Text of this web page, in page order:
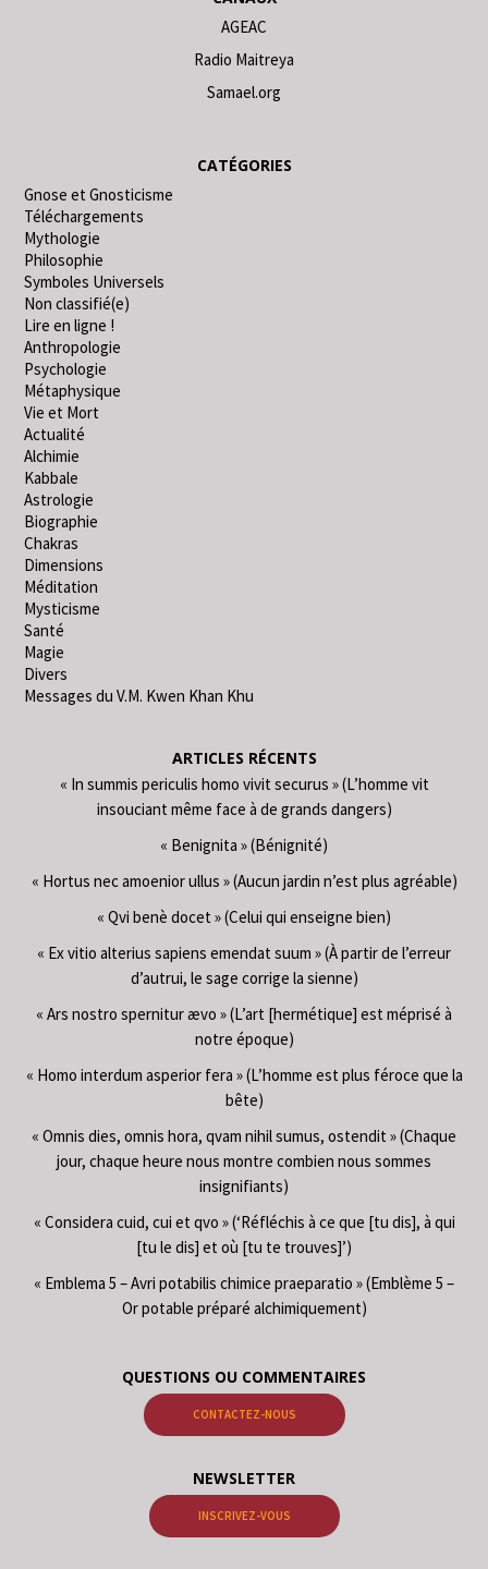
AGEAC
Radio Maitreya
Samael.org
CATÉGORIES
Gnose et Gnosticisme
Téléchargements
Mythologie
Philosophie
Symboles Universels
Non classifié(e)
Lire en ligne !
Anthropologie
Psychologie
Métaphysique
Vie et Mort
Actualité
Alchimie
Kabbale
Astrologie
Biographie
Chakras
Dimensions
Méditation
Mysticisme
Santé
Magie
Divers
Messages du V.M. Kwen Khan Khu
ARTICLES RÉCENTS
« In summis periculis homo vivit securus » (L’homme vit
insouciant même face à de grands dangers)
« Benignita » (Bénignité)
« Hortus nec amoenior ullus » (Aucun jardin n’est plus agréable)
« Qvi benè docet » (Celui qui enseigne bien)
« Ex vitio alterius sapiens emendat suum » (À partir de l’erreur
d’autrui, le sage corrige la sienne)
« Ars nostro spernitur ævo » (L’art [hermétique] est méprisé à
notre époque)
« Homo interdum asperior fera » (L’homme est plus féroce que la
bête)
« Omnis dies, omnis hora, qvam nihil sumus, ostendit » (Chaque
jour, chaque heure nous montre combien nous sommes
insignifiants)
« Considera cuid, cui et qvo » (‘Réfléchis à ce que [tu dis], à qui
[tu le dis] et où [tu te trouves]’)
« Emblema 5 – Avri potabilis chimice praeparatio » (Emblème 5 –
Or potable préparé alchimiquement)
QUESTIONS OU COMMENTAIRES
CONTACTEZ-NOUS
NEWSLETTER
INSCRIVEZ-VOUS